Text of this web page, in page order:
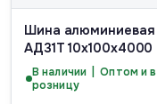
Шина алюминиевая
АД31Т 10х100х4000
В наличии | Оптом и в
розницу